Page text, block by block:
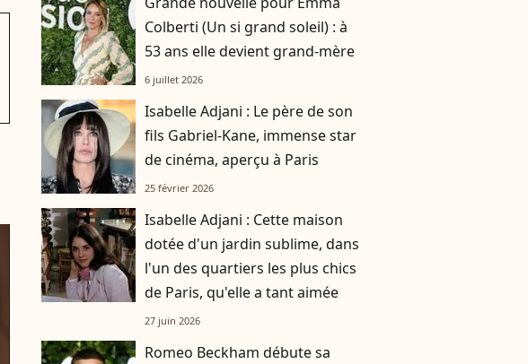
Colberti (Un si grand soleil) : à
53 ans elle devient grand-mère
6 juillet 2026
Isabelle Adjani : Le père de son
fils Gabriel-Kane, immense star
de cinéma, aperçu à Paris
25 février 2026
Isabelle Adjani : Cette maison
dotée d'un jardin sublime, dans
l'un des quartiers les plus chics
de Paris, qu'elle a tant aimée
27 juin 2026
Romeo Beckham débute sa